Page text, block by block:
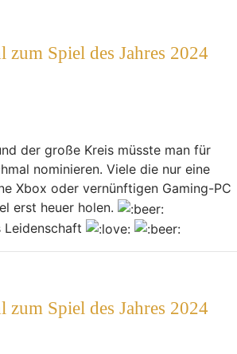
zum Spiel des Jahres 2024
der große Kreis müsste man für
nominieren. Viele die nur eine
Xbox oder vernünftigen Gaming-PC
erst heuer holen.
Leidenschaft
zum Spiel des Jahres 2024